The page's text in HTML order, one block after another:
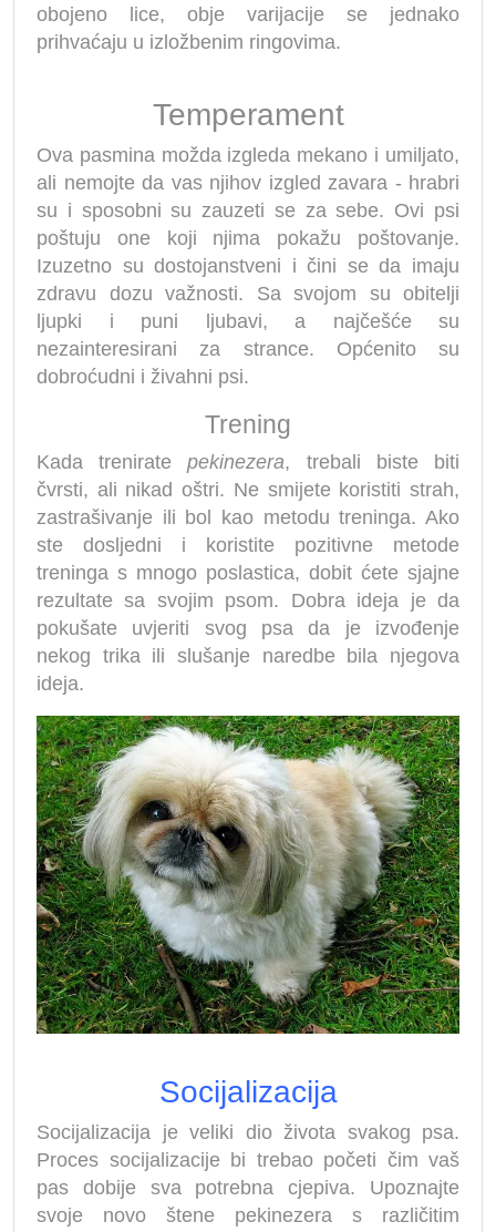
obojeno lice, obje varijacije se jednako
prihvaćaju u izložbenim ringovima.
Temperament
Ova pasmina možda izgleda mekano i umiljato,
ali nemojte da vas njihov izgled zavara - hrabri
su i sposobni su zauzeti se za sebe. Ovi psi
poštuju one koji njima pokažu poštovanje.
Izuzetno su dostojanstveni i čini se da imaju
zdravu dozu važnosti. Sa svojom su obitelji
ljupki i puni ljubavi, a najčešće su
nezainteresirani za strance. Općenito su
dobroćudni i živahni psi.
Trening
Kada treniratepekinezera, trebali biste biti
čvrsti, ali nikad oštri. Ne smijete koristiti strah,
zastrašivanje ili bol kao metodu treninga. Ako
ste dosljedni i koristite pozitivne metode
treninga s mnogo poslastica, dobit ćete sjajne
rezultate sa svojim psom. Dobra ideja je da
pokušate uvjeriti svog psa da je izvođenje
nekog trika ili slušanje naredbe bila njegova
ideja.
Socijalizacija
Socijalizacija je veliki dio života svakog psa.
Proces socijalizacije bi trebao početi čim vaš
pas dobije sva potrebna cjepiva. Upoznajte
svoje novo štene pekinezera s različitim